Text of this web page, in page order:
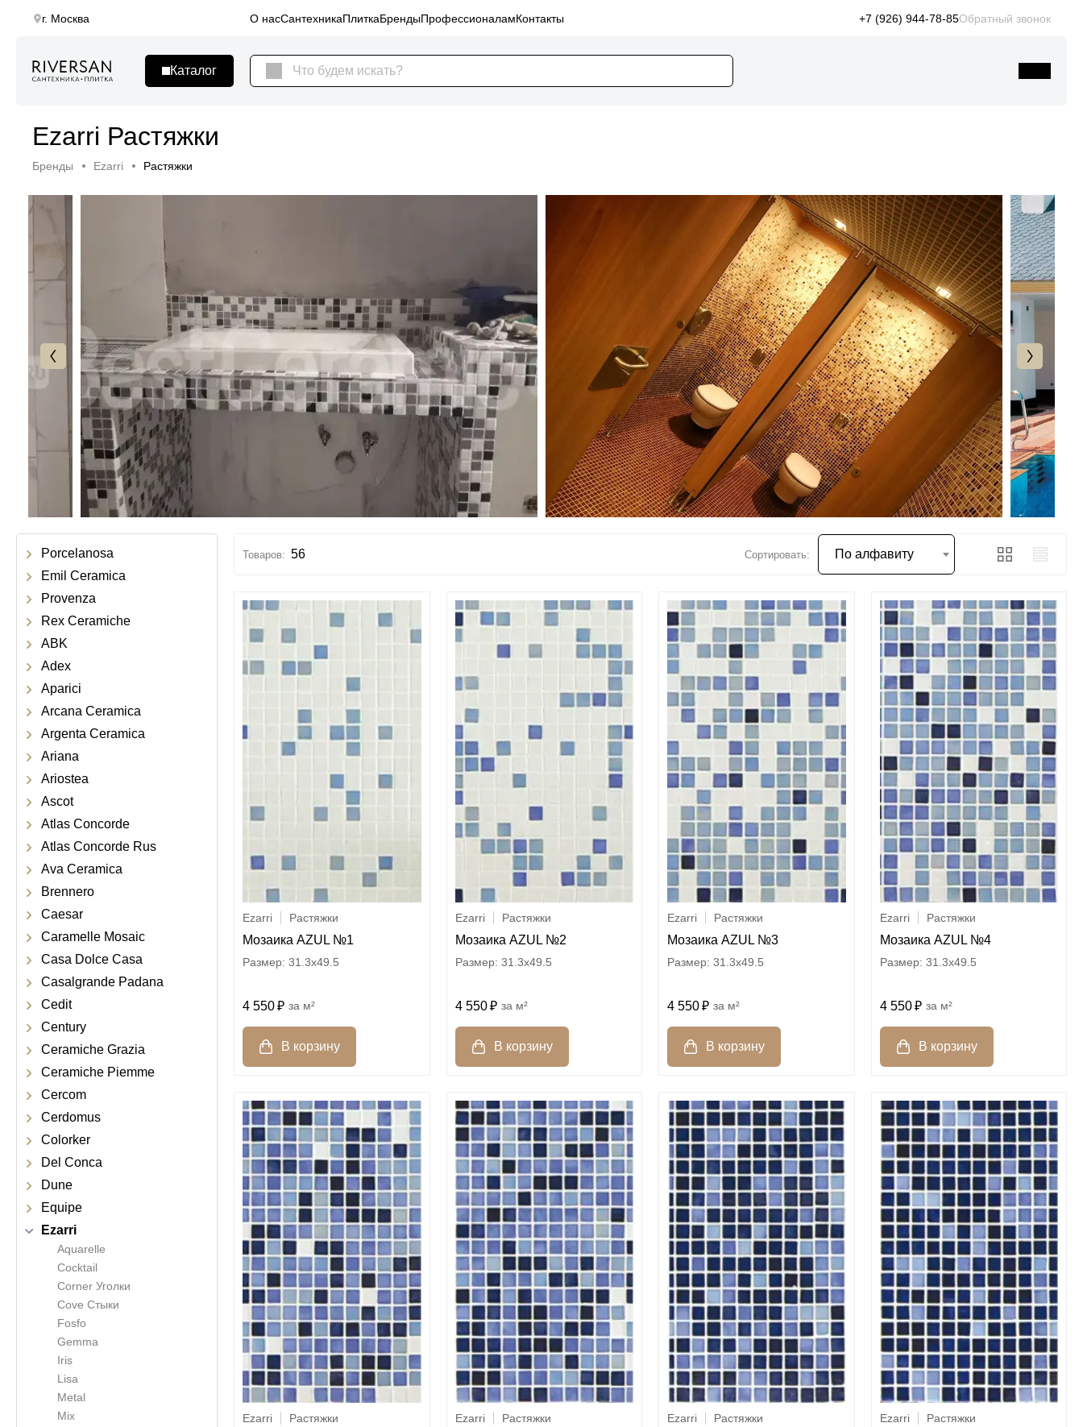
г. Москва О насСантехникаПлиткаБрендыПрофессионаламКонтакты +7 (926) 944-78-85Обратный звонок
Ezarri Растяжки
Бренды Ezarri Растяжки
Porcelanosa
Emil Ceramica
Provenza
Rex Ceramiche
ABK
Adex
Aparici
Arcana Ceramica
Argenta Ceramica
Ariana
Ariostea
Ascot
Atlas Concorde
Atlas Concorde Rus
Ava Ceramica
Brennero
Caesar
Caramelle Mosaic
Casa Dolce Casa
Casalgrande Padana
Cedit
Century
Ceramiche Grazia
Ceramiche Piemme
Cercom
Cerdomus
Colorker
Del Conca
Dune
Equipe
Ezarri
Aquarelle
Cocktail
Corner Уголки
Cove Стыки
Fosfo
Gemma
Iris
Lisa
Metal
Mix
56 По алфавиту
Ezarri Растяжки
Мозаика AZUL №1
31.3x49.5
4 550 м²
Ezarri Растяжки
Мозаика AZUL №2
31.3x49.5
4 550 м²
Ezarri Растяжки
Мозаика AZUL №3
31.3x49.5
4 550 м²
Ezarri Растяжки
Мозаика AZUL №4
31.3x49.5
4 550 м²
Ezarri Растяжки Ezarri Растяжки Ezarri Растяжки Ezarri Растяжки